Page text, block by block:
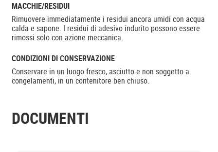
MACCHIE/RESIDUI
Rimuovere immediatamente i residui ancora umidi con acqua
calda e sapone. I residui di adesivo indurito possono essere
rimossi solo con azione meccanica.
CONDIZIONI DI CONSERVAZIONE
Conservare in un luogo fresco, asciutto e non soggetto a
congelamenti, in un contenitore ben chiuso.
DOCUMENTI